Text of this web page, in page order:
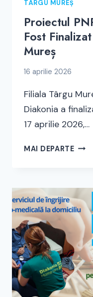
TÂRGU MUREȘ
Proiectul
Fost
Mureș
16 aprilie 2026
Filiala Târgu
Diakonia a
17 aprilie 2026,…
MAI DEPARTE
A
FOST
CU
–